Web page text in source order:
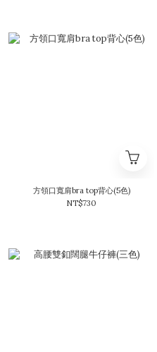
方領口寬肩bra top背心(5色)
NT$730